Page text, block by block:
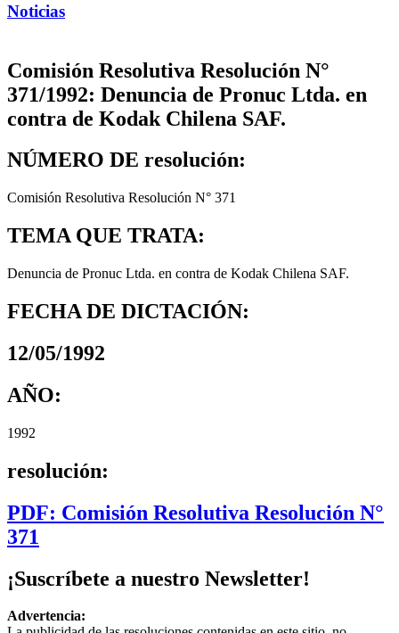
Noticias
Comisión Resolutiva Resolución N°
371/1992: Denuncia de Pronuc Ltda. en
contra de Kodak Chilena SAF.
NÚMERO DE resolución:
Comisión Resolutiva Resolución N° 371
TEMA QUE TRATA:
Denuncia de Pronuc Ltda. en contra de Kodak Chilena SAF.
FECHA DE DICTACIÓN:
12/05/1992
AÑO:
1992
resolución:
PDF: Comisión Resolutiva Resolución N°
371
¡Suscríbete a nuestro Newsletter!
Advertencia: